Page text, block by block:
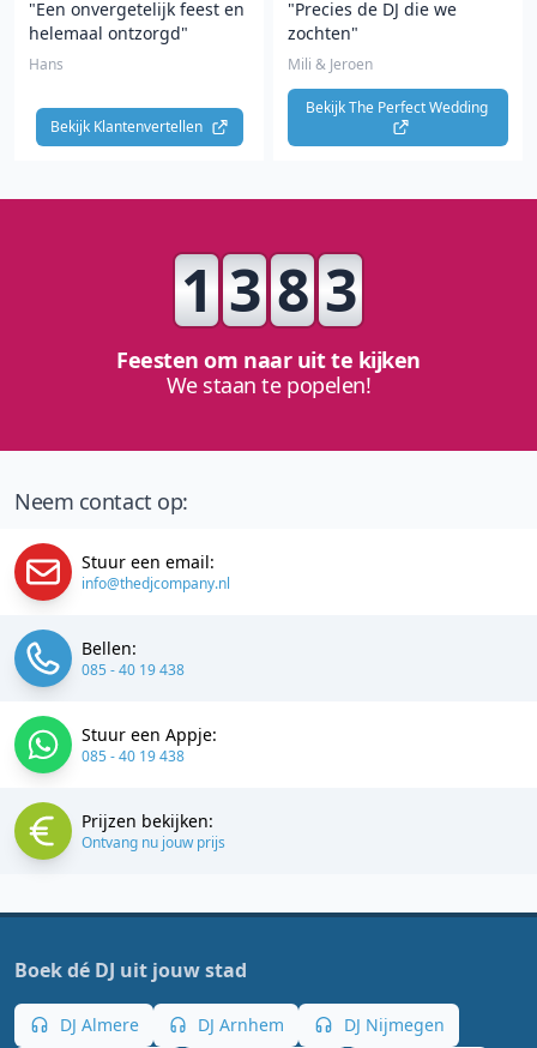
"Een onvergetelijk feest en
helemaal ontzorgd"
Hans
Bekijk Klantenvertellen
"Precies de DJ die we
zochten"
Mili & Jeroen
Bekijk The Perfect Wedding
1 3 8 3
Feesten om naar uit te kijken
We staan te popelen!
Neem contact op:
Stuur een email:
info@thedjcompany.nl
Bellen:
085 - 40 19 438
Stuur een Appje:
085 - 40 19 438
Prijzen bekijken:
Ontvang nu jouw prijs
Boek dé DJ uit jouw stad
DJ Almere DJ Arnhem
DJ Nijmegen